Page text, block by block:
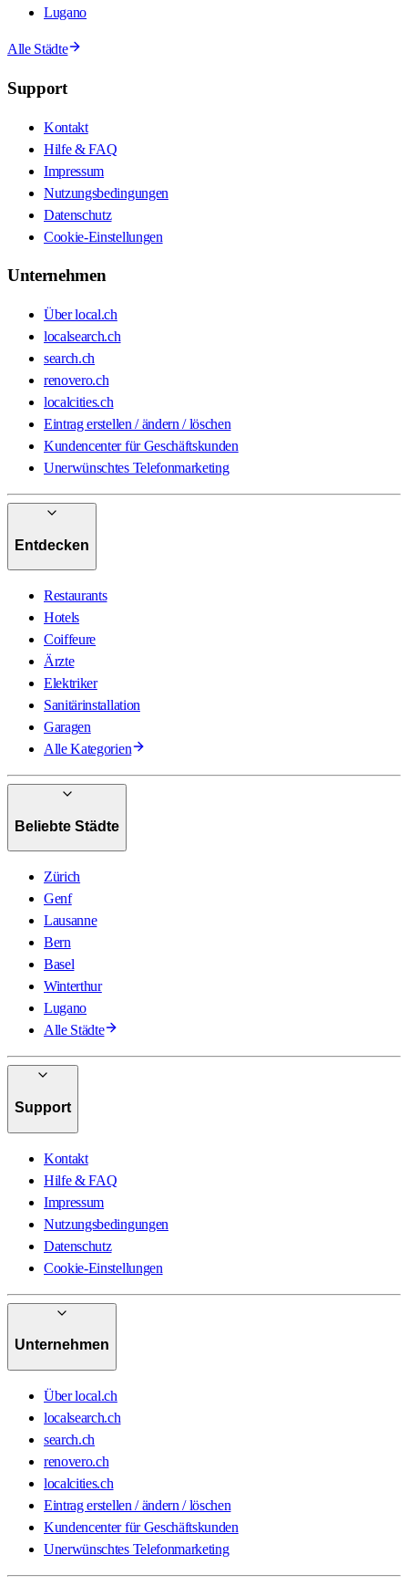
Lugano
Alle Städte
Support
Kontakt
Hilfe & FAQ
Impressum
Nutzungsbedingungen
Datenschutz
Cookie-Einstellungen
Unternehmen
Über local.ch
localsearch.ch
search.ch
renovero.ch
localcities.ch
Eintrag erstellen / ändern / löschen
Kundencenter für Geschäftskunden
Unerwünschtes Telefonmarketing
Entdecken
Restaurants
Hotels
Coiffeure
Ärzte
Elektriker
Sanitärinstallation
Garagen
Alle Kategorien
Beliebte Städte
Zürich
Genf
Lausanne
Bern
Basel
Winterthur
Lugano
Alle Städte
Support
Kontakt
Hilfe & FAQ
Impressum
Nutzungsbedingungen
Datenschutz
Cookie-Einstellungen
Unternehmen
Über local.ch
localsearch.ch
search.ch
renovero.ch
localcities.ch
Eintrag erstellen / ändern / löschen
Kundencenter für Geschäftskunden
Unerwünschtes Telefonmarketing